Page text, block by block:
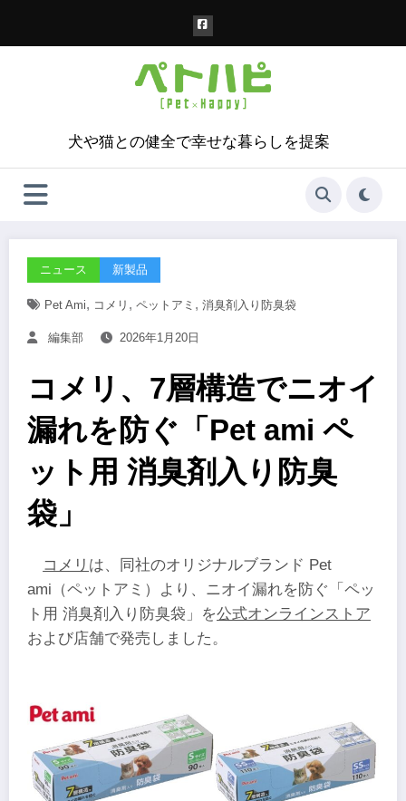
犬や猫との健全で幸せな暮らしを提案
ニュース 新製品
Pet Ami, コメリ , ペットアミ , 消臭剤入り防臭袋
編集部 2026年1月20日
コメリ、7層構造でニオイ
漏れを防ぐ「Pet ami ペ
ット用 消臭剤入り防臭
袋」
コメリ は、同社のオリジナルブランド Pet
ami（ペットアミ）より、ニオイ漏れを防ぐ「ペッ
ト用 消臭剤入り防臭袋」を公式オンラインストア
および店舗で発売しました。